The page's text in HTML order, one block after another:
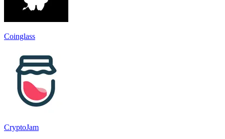
Coinglass
CryptoJam